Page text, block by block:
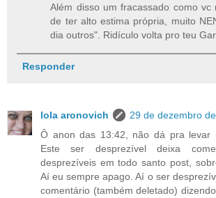
Além disso um fracassado como vc
de ter alto estima própria, muito
dia outros". Ridículo volta pro teu
Responder
lola aronovich
29 de dezembro
Ô anon das 13:42, não dá pra levar
Este ser desprezível deixa
desprezíveis em todo santo post,
Aí eu sempre apago. Aí o ser
comentário (também deletado)